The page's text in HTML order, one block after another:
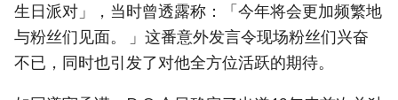
生日派对」，当时曾透露称：「今年将会更加频繁地
与粉丝们见面。 」这番意外发言令现场粉丝们兴奋
不已，同时也引发了对他全方位活跃的期待。